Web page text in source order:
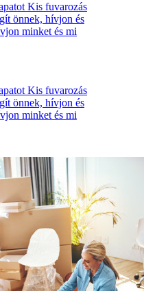
Kis fuvarozás
önnek, hívjon és
minket és mi
Kis fuvarozás
önnek, hívjon és
minket és mi